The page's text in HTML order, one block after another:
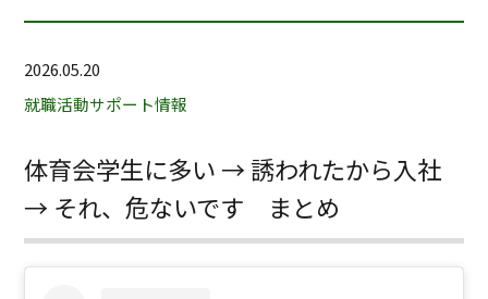
2026.05.20
就職活動サポート情報
体育会学生に多い → 誘われたから入社
→ それ、危ないです まとめ